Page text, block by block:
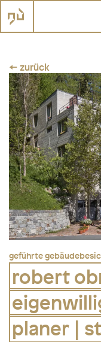
← zurück
geführte
robert
planer |